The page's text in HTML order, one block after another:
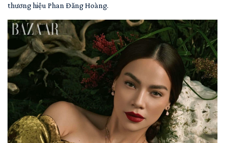
thương hiệu Phan Đăng Hoàng.